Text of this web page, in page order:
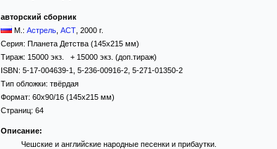
авторский сборник
М.: Астрель АСТ 2000 г.
Серия: Планета Детства (145x215 мм)
Тираж: 15000 экз. + 15000 экз. (доп.тираж)
ISBN: 5-17-004639-1, 5-236-00916-2, 5-271-01350-2
Тип обложки: твёрдая
Формат: 60x90/16 (145x215 мм)
Страниц: 64
Описание:
Чешские и английские народные песенки и прибаутки.